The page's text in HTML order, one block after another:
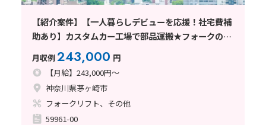
【紹介案件】【一人暮らしデビューを応援！社宅費補
助あり】カスタムカー工場で部品運搬★フォークの実
務経験が活かせる
月収例243,000 円
【月給】243,000円～
神奈川県茅ヶ崎市
フォークリフト、その他
59961-00